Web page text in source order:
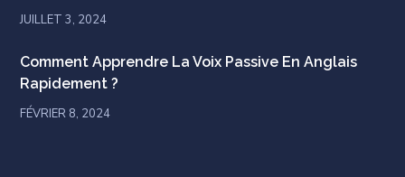
JUILLET 3, 2024
Comment Apprendre La Voix Passive En Anglais
Rapidement ?
FÉVRIER 8, 2024